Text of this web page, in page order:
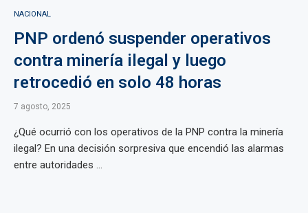
NACIONAL
PNP ordenó suspender operativos
contra minería ilegal y luego
retrocedió en solo 48 horas
7 agosto, 2025
¿Qué ocurrió con los operativos de la PNP contra la minería
ilegal? En una decisión sorpresiva que encendió las alarmas
entre autoridades ...